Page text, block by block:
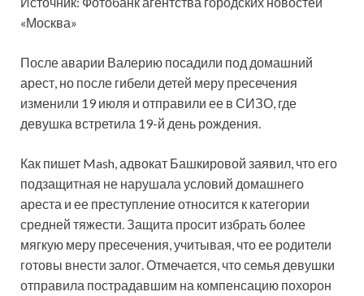
«Москва»
После аварии Валерию посадили под домашний
арест, но после гибели детей меру пресечения
изменили 19 июля и отправили ее в СИЗО, где
девушка встретила 19-й день рождения.
Как пишет Mash, адвокат Башкировой заявил, что его
подзащитная не нарушала условий домашнего
ареста и ее преступление относится к категории
средней тяжести. Защита просит избрать более
мягкую меру пресечения, учитывая, что ее родители
готовы внести залог. Отмечается, что семья девушки
отправила пострадавшим на компенсацию похорон